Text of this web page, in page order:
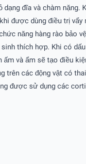
dạng đĩa và chàm
được dùng điều trị
năng hàng rào bảo
thích hợp. Khi có
và ẩm sẽ tạo điều
các động vật có
được sử dụng các